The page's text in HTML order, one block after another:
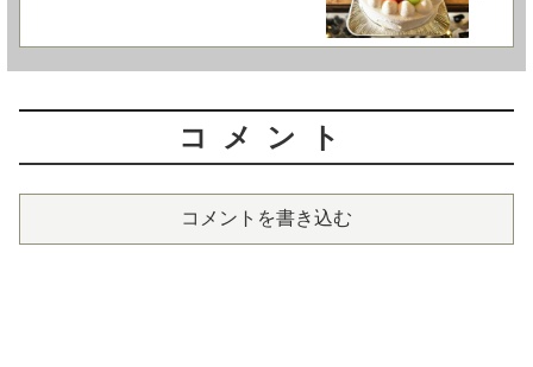
コメント
コメントを書き込む